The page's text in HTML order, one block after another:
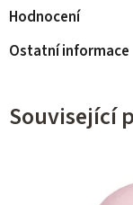
Hodnocení
Ostatní informace
Související